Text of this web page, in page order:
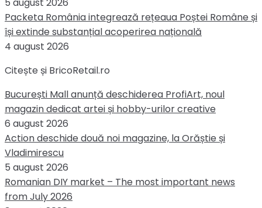
Packeta România integrează rețeaua Poștei Române și
își extinde substanțial acoperirea națională
4 august 2026
Citește și BricoRetail.ro
București Mall anunță deschiderea ProfiArt, noul
magazin dedicat artei și hobby-urilor creative
6 august 2026
Action deschide două noi magazine, la Orăștie și
Vladimirescu
5 august 2026
Romanian DIY market – The most important news
from July 2026